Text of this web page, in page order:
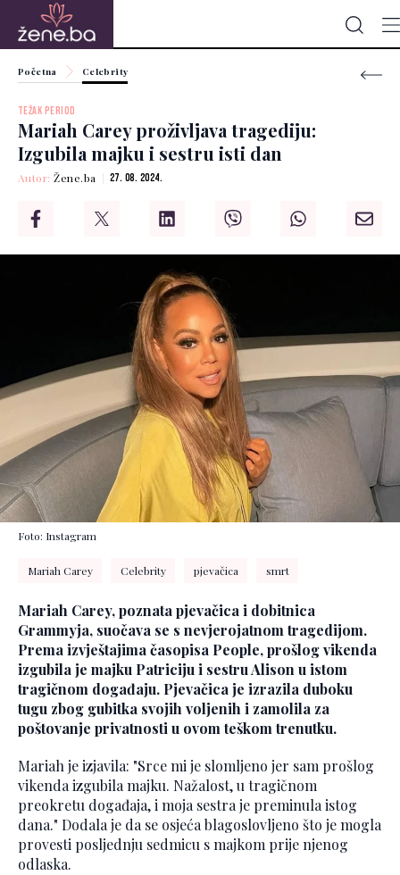
Početna Celebrity
TEŽAK PERIOD
Mariah Carey proživljava tragediju:
Izgubila majku i sestru isti dan
Autor:Žene.ba 27. 08. 2024.
Foto: Instagram
Mariah Carey Celebrity pjevačica smrt
Mariah Carey, poznata pjevačica i dobitnica
Grammyja, suočava se s nevjerojatnom tragedijom.
Prema izvještajima časopisa People, prošlog vikenda
izgubila je majku Patriciju i sestru Alison u istom
tragičnom događaju. Pjevačica je izrazila duboku
tugu zbog gubitka svojih voljenih i zamolila za
poštovanje privatnosti u ovom teškom trenutku.
Mariah je izjavila: "Srce mi je slomljeno jer sam prošlog
vikenda izgubila majku. Nažalost, u tragičnom
preokretu događaja, i moja sestra je preminula istog
dana." Dodala je da se osjeća blagoslovljeno što je mogla
provesti posljednju sedmicu s majkom prije njenog
odlaska.